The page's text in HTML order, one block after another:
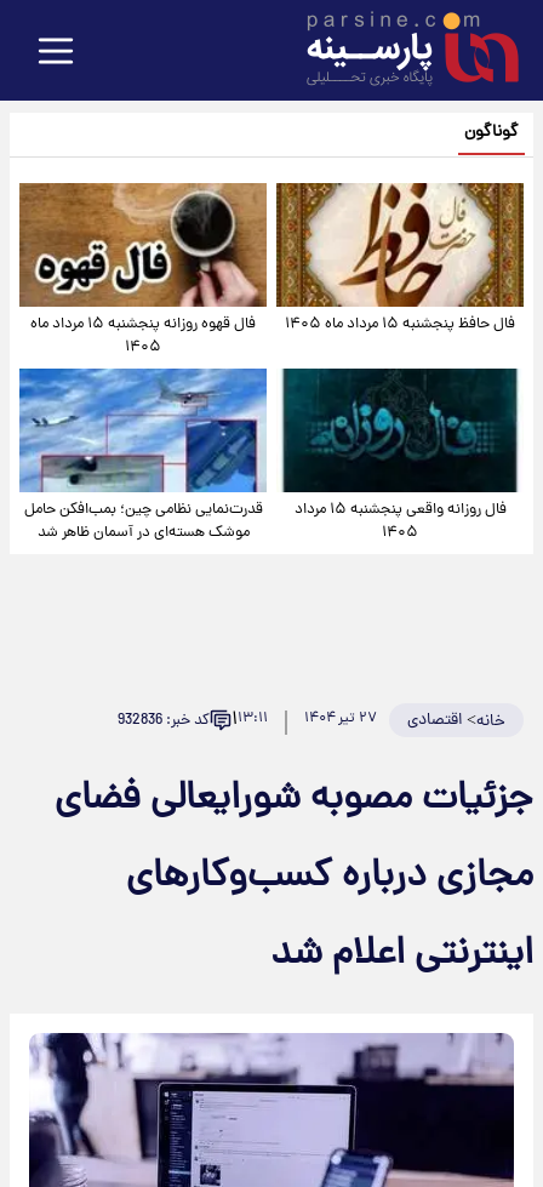
گوناگون
فال حافظ پنجشنبه ۱۵ مرداد ماه ۱۴۰۵
فال قهوه روزانه پنجشنبه ۱۵ مرداد ماه
۱۴۰۵
فال روزانه واقعی پنجشنبه ۱۵ مرداد
۱۴۰۵
قدرت‌نمایی نظامی چین؛ بمب‌افکن حامل
موشک هسته‌ای در آسمان ظاهر شد
خانه>اقتصادی ۲۷ تیر ۱۴۰۴ ۱۳:۱۱۱ کد خبر: 932836
جزئیات مصوبه شورایعالی فضای
مجازی درباره کسب‌وکارهای
اینترنتی اعلام شد